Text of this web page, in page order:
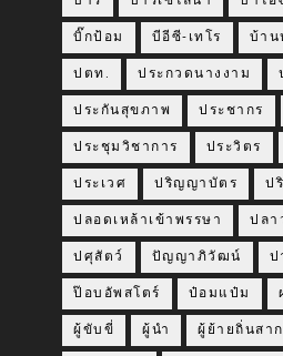
บิ๊กป้อม บีอีซี-เทโร บ้าน
ปตท. ประกวดนางงาม
ประกันสุขภาพ ประชากร
ประชุมวิชาการ ประวิตร
ประเวศ ปริญญาบัตร ป
ปลอดเหล้าเข้าพรรษา ปลา
ปศุสัตว์ ปัญญาภิวัฒน์ ป
ป๊อบอัพสโตร์ ป๋อมแป๋ม
ผู้ขับขี่ ผู้นำ ผู้ย้ายถิ่นสา